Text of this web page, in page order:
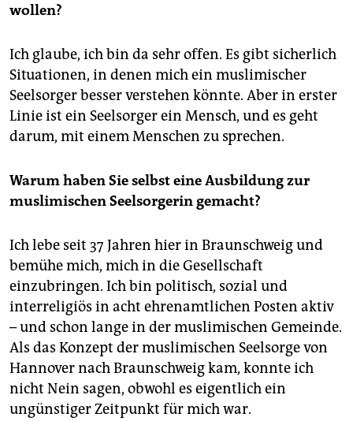
wollen?
Ich glaube, ich bin da sehr offen. Es gibt sicherlich
Situationen, in denen mich ein muslimischer
Seelsorger besser verstehen könnte. Aber in erster
Linie ist ein Seelsorger ein Mensch, und es geht
darum, mit einem Menschen zu sprechen.
Warum haben Sie selbst eine Ausbildung zur
muslimischen Seelsorgerin gemacht?
Ich lebe seit 37 Jahren hier in Braunschweig und
bemühe mich, mich in die Gesellschaft
einzubringen. Ich bin politisch, sozial und
interreligiös in acht ehrenamtlichen Posten aktiv
– und schon lange in der muslimischen Gemeinde.
Als das Konzept der muslimischen Seelsorge von
Hannover nach Braunschweig kam, konnte ich
nicht Nein sagen, obwohl es eigentlich ein
ungünstiger Zeitpunkt für mich war.